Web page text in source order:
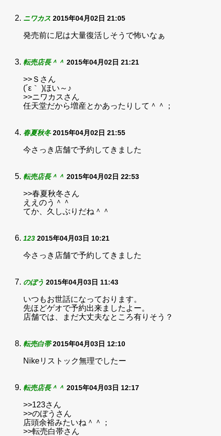
ニワカス 2015年04月02日 21:05
発売前に尼は大量復活しそうで怖いなぁ
転売店長＾＾ 2015年04月02日 21:21
>>Ｓさん
(´ε｀ )ほい～♪
>>ニワカスさん
任天堂だから増産とかあったりして＾＾；
春夏秋冬 2015年04月02日 21:55
今さっき店舗で予約してきました
転売店長＾＾ 2015年04月02日 22:53
>>春夏秋冬さん
ええのう＾＾
てか、久しぶりだね＾＾
123 2015年04月03日 10:21
今さっき店舗で予約してきました
のぼう 2015年04月03日 11:43
いつもお世話になっております。
先ほどゲオで予約出来ましたよー。
店舗では、まだ大丈夫なところ有りそう？
転売白帯 2015年04月03日 12:10
Nikeリストック無理でしたー
転売店長＾＾ 2015年04月03日 12:17
>>123さん
>>のぼうさん
店頭余裕みたいね＾＾；
>>転売白帯さん